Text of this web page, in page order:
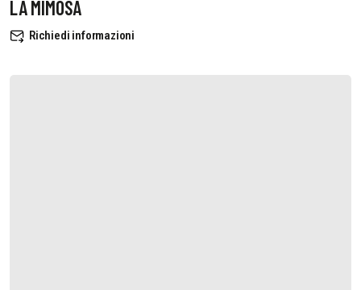
LA MIMOSA
Richiedi informazioni